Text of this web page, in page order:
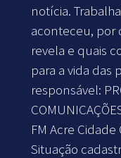
notícia.
aconteceu, por
revela e quais
para a vida das
responsável:
FM Acre Cidade
Situação